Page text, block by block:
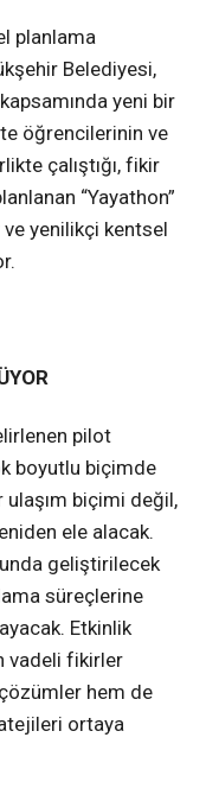
planlama
Belediyesi,
kapsamında yeni bir
öğrencilerinin ve
çalıştığı, fikir
“Yayathon”
yenilikçi kentsel
pilot
boyutlu biçimde
ulaşım biçimi değil,
ele alacak.
geliştirilecek
süreçlerine
Etkinlik
vadeli fikirler
hem de
ortaya